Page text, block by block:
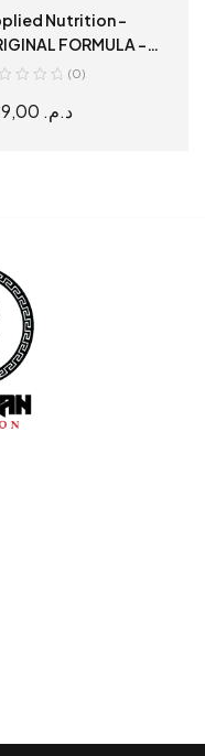
Nutrition –
FORMULA –
MASS 6KG
(0)
د.م.